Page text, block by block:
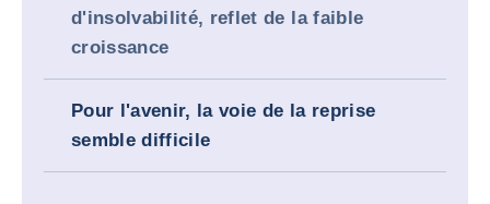
d'insolvabilité, reflet de la faible
croissance
Pour l'avenir, la voie de la reprise
semble difficile